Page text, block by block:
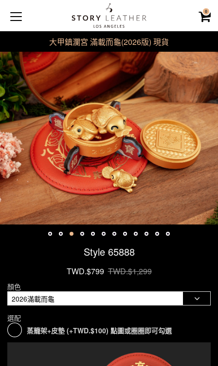
0
大甲鎮瀾宮 滿載而龜(2026版) 現貨
Style 65888
TWD.$799TWD.$1,299
顏色
選配
蒸籠架+皮墊 (+TWD.$100) 點圖或圈圈即可勾選